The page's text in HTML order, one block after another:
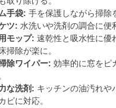
手袋: 手を保護しながら掃除
ツ: 水洗いや洗剤の調合に便
モップ: 速乾性と吸水性に優
掃除が楽に。
除ワイパー: 効率的に窓をピ
な洗剤: キッチンの油汚れや
ビに対応。